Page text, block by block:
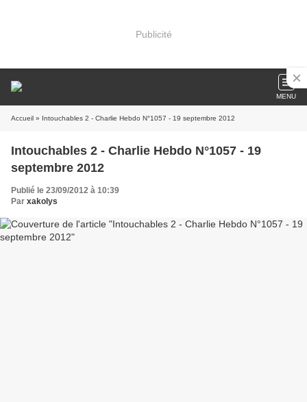
Publicité
MENU
Accueil » Intouchables 2 - Charlie Hebdo N°1057 - 19 septembre 2012
Intouchables 2 - Charlie Hebdo N°1057 - 19
septembre 2012
Publié le 23/09/2012 à 10:39
Par xakolys